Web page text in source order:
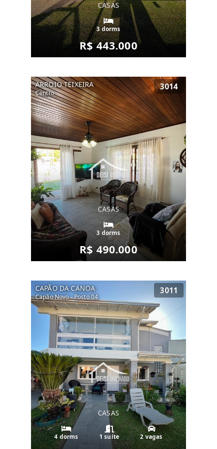
CASAS
3 dorms
R$ 443.000
ARROIO TEIXEIRA
Centro
3014
CASAS
3 dorms
R$ 490.000
CAPÃO DA CANOA
Capão Novo - Posto 04
3011
CASAS
4 dorms 1 suíte 2 vagas